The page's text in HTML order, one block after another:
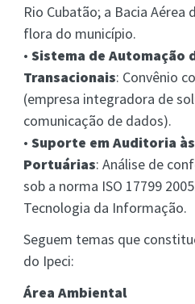
Rio Cubatão; a Bacia Aérea
flora do município.
• Sistema de Automação
Transacionais: Convênio
(empresa integradora de
comunicação de dados).
• Suporte em Auditoria
Portuárias: Análise de
sob a norma ISO 17799
Tecnologia da Informação.
Seguem temas que
do Ipeci:
Área Ambiental